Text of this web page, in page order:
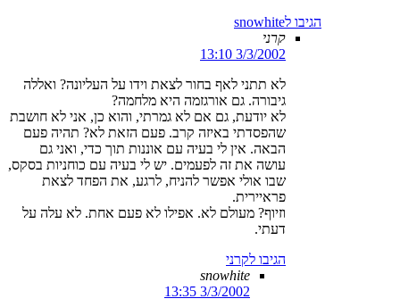
הגיבו לsnowhite
קרני
3/3/2002 13:10
לא תתני לאף בחור לצאת וידו על העליונה? ואללה
גיבורה. גם אורגזמה היא מלחמה?
לא יודעת, גם אם לא גמרתי, והוא כן, אני לא חושבת
שהפסדתי באיזה קרב. פעם הזאת לא? תהיה פעם
הבאה. אין לי בעיה עם אוננות תוך כדי, ואני גם
עושה את זה לפעמים. יש לי בעיה עם כוחניות בסקס,
שבו אולי אפשר להניח, לרגע, את הפחד לצאת
פראיירית.
וזיוף? מעולם לא. אפילו לא פעם אחת. לא עלה על
דעתי.
הגיבו לקרני
snowhite
3/3/2002 13:35